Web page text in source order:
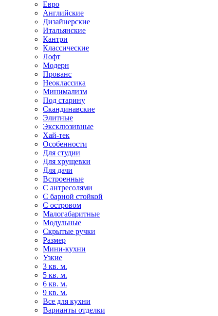
Евро
Английские
Дизайнерские
Итальянские
Кантри
Классические
Лофт
Модерн
Прованс
Неоклассика
Минимализм
Под старину
Скандинавские
Элитные
Эксклюзивные
Хай-тек
Особенности
Для студии
Для хрущевки
Для дачи
Встроенные
С антресолями
С барной стойкой
С островом
Малогабаритные
Модульные
Скрытые ручки
Размер
Мини-кухни
Узкие
3 кв. м.
5 кв. м.
6 кв. м.
9 кв. м.
Все для кухни
Варианты отделки